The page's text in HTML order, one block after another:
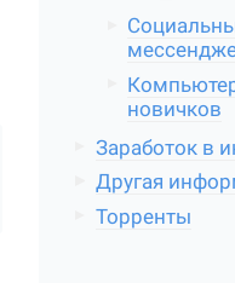
новичков
Заработок в
Другая
Торренты